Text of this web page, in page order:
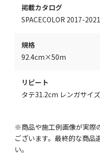
掲載カタログ
SPACECOLOR 2017-2021
規格
92.4cm×50m
リピート
タテ31.2cm レンガサイ
※商品や施工例画像が実際
ございます。最終的な商品
い。